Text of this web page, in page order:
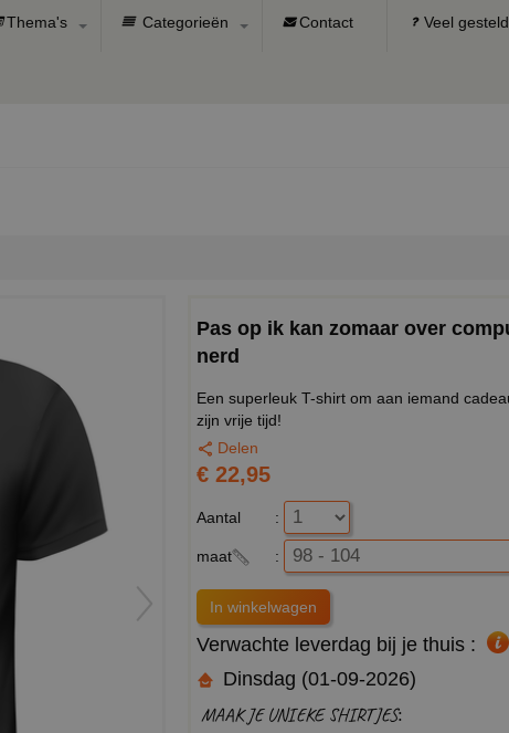
Thema's Categorieën Contact Veel
Pas op ik kan zomaar over
nerd
Een superleuk T-shirt om aan iemand
zijn vrije tijd!
Delen
€ 22,95
Aantal :
maat :
Verwachte leverdag bij je thuis :
Dinsdag (01-09-2026)
MAAK JE UNIEKE SHIRTJES: